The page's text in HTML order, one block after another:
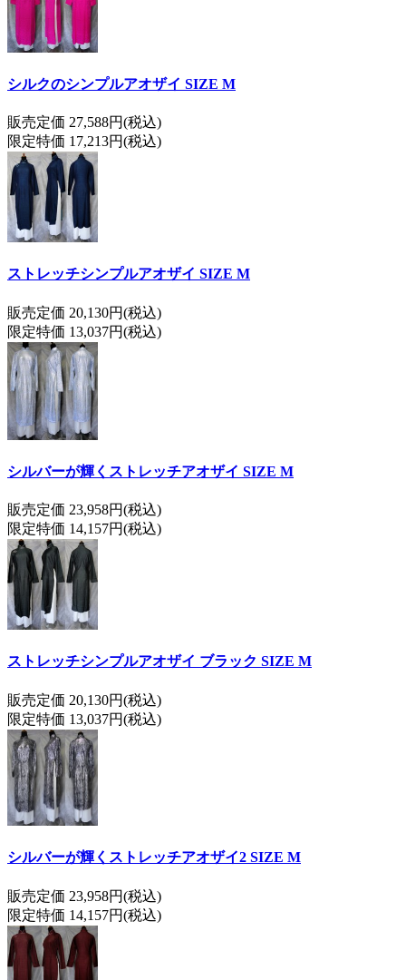
シルクのシンプルアオザイ SIZE M
販売定価 27,588円(税込)
限定特価 17,213円(税込)
ストレッチシンプルアオザイ SIZE M
販売定価 20,130円(税込)
限定特価 13,037円(税込)
シルバーが輝くストレッチアオザイ SIZE M
販売定価 23,958円(税込)
限定特価 14,157円(税込)
ストレッチシンプルアオザイ ブラック SIZE M
販売定価 20,130円(税込)
限定特価 13,037円(税込)
シルバーが輝くストレッチアオザイ2 SIZE M
販売定価 23,958円(税込)
限定特価 14,157円(税込)